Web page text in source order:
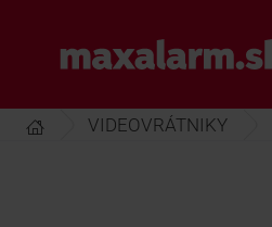
hlavnému
www.maxalarm.sk
VIDEOVRÁTNIKY